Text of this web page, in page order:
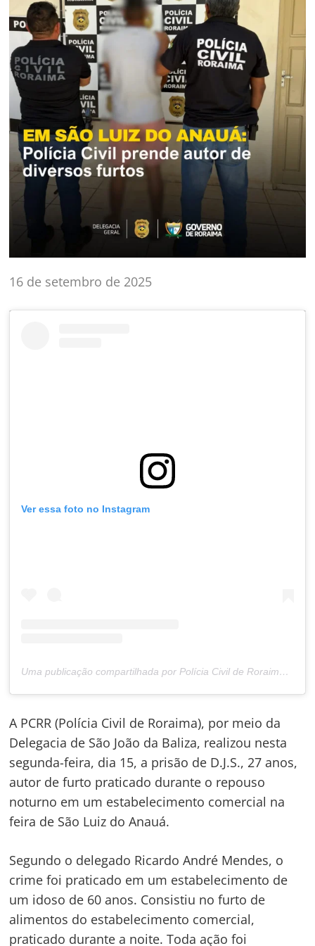
16 de setembro de 2025
Ver essa foto no Instagram
Uma publicação compartilhada por Polícia Civil de Roraima (@policiacivilderoraima)
A PCRR (Polícia Civil de Roraima), por meio da
Delegacia de São João da Baliza, realizou nesta
segunda-feira, dia 15, a prisão de D.J.S., 27 anos,
autor de furto praticado durante o repouso
noturno em um estabelecimento comercial na
feira de São Luiz do Anauá.
Segundo o delegado Ricardo André Mendes, o
crime foi praticado em um estabelecimento de
um idoso de 60 anos. Consistiu no furto de
alimentos do estabelecimento comercial,
praticado durante a noite. Toda ação foi